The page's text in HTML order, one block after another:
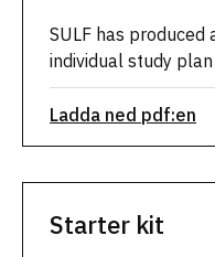
SULF has
individual study plan
Ladda ned pdf:en
Starter kit